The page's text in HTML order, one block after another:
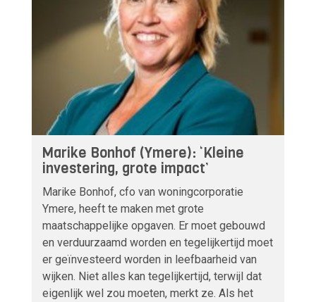
Marike Bonhof (Ymere): ‘Kleine
investering, grote impact’
Marike Bonhof, cfo van woningcorporatie
Ymere, heeft te maken met grote
maatschappelijke opgaven. Er moet gebouwd
en verduurzaamd worden en tegelijkertijd moet
er geïnvesteerd worden in leefbaarheid van
wijken. Niet alles kan tegelijkertijd, terwijl dat
eigenlijk wel zou moeten, merkt ze. Als het